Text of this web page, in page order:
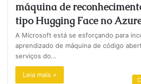
máquina de
tipo Hugging Face no
A Microsoft está se esforçando para
aprendizado de máquina de código
serviços do…
Leia mais »